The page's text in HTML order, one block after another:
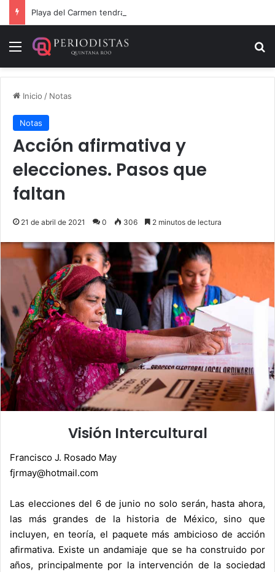
Menú
Inicio / Notas
Notas
Acción afirmativa y
elecciones. Pasos que
faltan
21 de abril de 2021 0 306 2 minutos de lectura
Visión Intercultural
Francisco J. Rosado May
fjrmay@hotmail.com
Las elecciones del 6 de junio no solo serán, hasta ahora,
las más grandes de la historia de México, sino que
incluyen, en teoría, el paquete más ambicioso de acción
afirmativa. Existe un andamiaje que se ha construido por
años, principalmente por la intervención de la sociedad